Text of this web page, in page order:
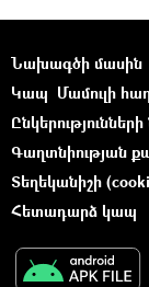
Նախագծի մասին
Կապ Մամուլի
Ընկերությունների
Գաղտնիության
Տեղեկանիշի
Հետադարձ կապ